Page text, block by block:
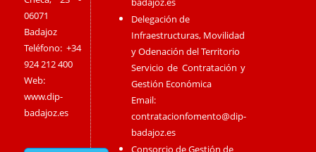
06071
Badajoz
Teléfono: +34
924 212 400
Web:
www.dip-
badajoz.es
Delegación de
Infraestructuras, Movilidad
y Odenación del Territorio
Servicio de Contratación y
Gestión Económica
Email:
contratacionfomento@dip-
badajoz.es
Consorcio de Gestión de